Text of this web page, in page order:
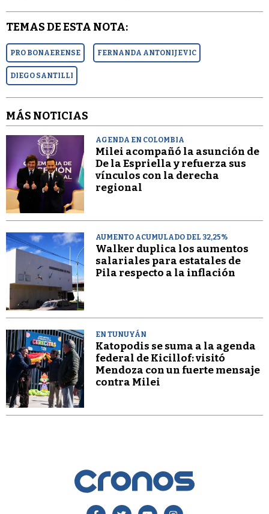
TEMAS DE ESTA NOTA:
PRO BONAERENSE FERNANDA ANTONIJEVIC
DIEGO SANTILLI
MÁS NOTICIAS
AGENDA EN COLOMBIA
Milei acompañó la asunción de
De la Espriella y refuerza sus
vínculos con la derecha
regional
AUMENTO ACUMULADO DEL 32,25%
Walker duplica los aumentos
salariales para estatales de
Pila respecto a la inflación
EN TUNUYÁN
Katopodis se suma a la agenda
federal de Kicillof: visitó
Mendoza con un fuerte mensaje
contra Milei